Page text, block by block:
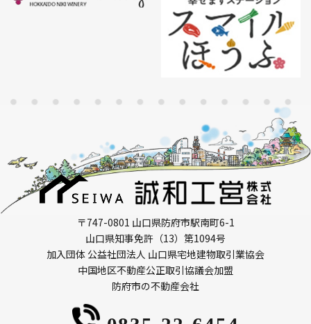
〒747-0801 山口県防府市駅南町6-1
山口県知事免許（13）第1094号
加入団体 公益社団法人 山口県宅地建物取引業協会
中国地区不動産公正取引協議会加盟
防府市の不動産会社